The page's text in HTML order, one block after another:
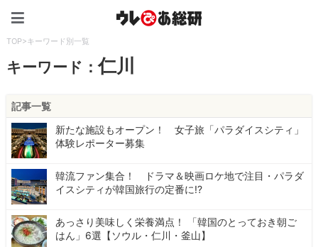
TOP>キーワード別一覧
キーワード：仁川
記事一覧
新たな施設もオープン！ 女子旅「パラダイスシティ」
体験レポーター募集
韓流ファン集合！ ドラマ＆映画ロケ地で注目・パラダ
イスシティが韓国旅行の定番に!?
あっさり美味しく栄養満点！ 「韓国のとっておき朝ご
はん」6選【ソウル・仁川・釜山】